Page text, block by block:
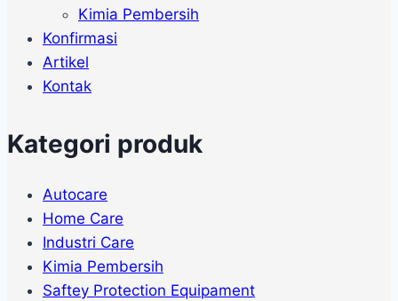
Kimia Pembersih
Konfirmasi
Artikel
Kontak
Kategori produk
Autocare
Home Care
Industri Care
Kimia Pembersih
Saftey Protection Equipament